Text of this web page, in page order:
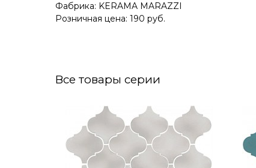
Фабрика: KERAMA MARAZZI
Розничная цена: 190 руб.
Все товары серии